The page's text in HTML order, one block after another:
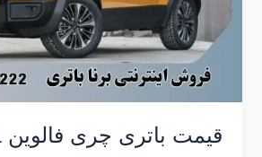
قیمت باتری چری فالوین X3L